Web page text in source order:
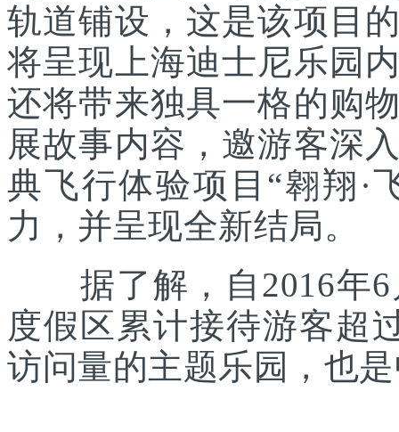
轨道铺设，这是该项目
将呈现上海迪士尼乐园
还将带来独具一格的购
展故事内容，邀游客深
典飞行体验项目“翱翔·
力，并呈现全新结局。
据了解，自2016年6
度假区累计接待游客超
访问量的主题乐园，也